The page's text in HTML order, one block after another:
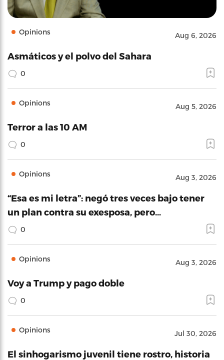
Opinions Aug 6, 2026
Asmáticos y el polvo del Sahara
0
Opinions Aug 5, 2026
Terror a las 10 AM
0
Opinions Aug 3, 2026
“Esa es mi letra”: negó tres veces bajo tener
un plan contra su exesposa, pero…
0
Opinions Aug 3, 2026
Voy a Trump y pago doble
0
Opinions Jul 30, 2026
El sinhogarismo juvenil tiene rostro, historia